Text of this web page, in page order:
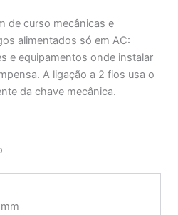
de curso mecânicas e
alimentados só em AC:
e equipamentos onde instalar
A ligação a 2 fios usa o
da chave mecânica.